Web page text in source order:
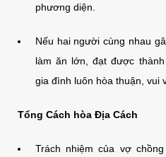
phương diện.
Nếu hai người cùng nhau
làm ăn lớn, đạt được
gia đình luôn hòa thuận, vui
Tổng Cách hòa Địa Cách
Trách nhiệm của vợ